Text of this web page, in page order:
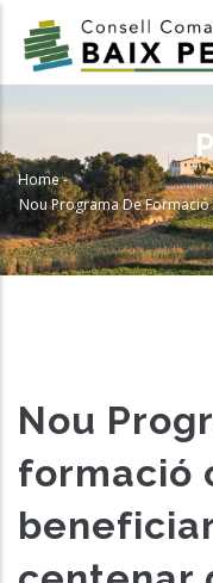
main
Home-
Nou Programa De
Nou
formació